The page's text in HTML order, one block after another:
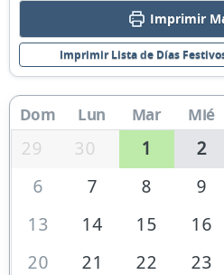
Imprimir
Imprimir Lista de Días
Dom Lun Mar Mié
29 30 1 2
6
7 8 9
13
14 15 16
20
21 22 23